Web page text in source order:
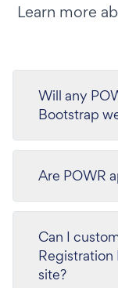
Learn more
Will any
Bootstrap
Are POWR
Can I
site?